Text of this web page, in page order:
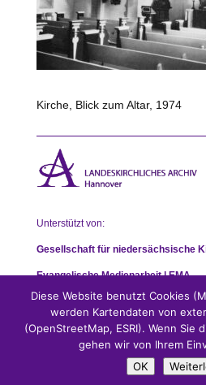
Kirche, Blick zum Altar, 1974
Unterstützt von:
Gesellschaft für niedersächsische
Evangelische Medienarbeit | EMA
Impressum
Diese Website benutzt Cookies
werden Kartendaten von
(OpenStreetMap, ESRI). Wenn Sie
gehen wir von Ihrem
OK